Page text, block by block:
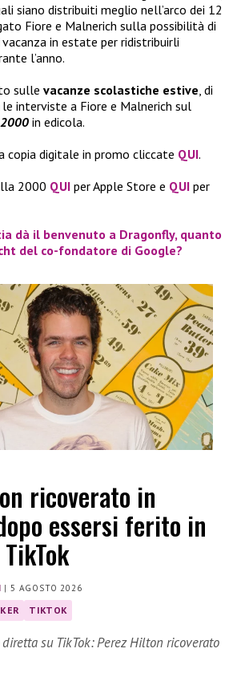
siano distribuiti meglio nell’arco dei 12
Fiore e Malnerich sulla possibilità di
vacanza in estate per ridistribuirli
l’anno.
sulle vacanze scolastiche estive , di
le interviste a Fiore e Malnerich sul
in edicola.
copia digitale in promo cliccate QUI.
2000 QUI per Apple Store e QUI per
dà il benvenuto a Dragonfly, quanto
del co-fondatore di Google?
ricoverato in
essersi ferito in
|5 AGOSTO 2026
TIKTOK
su TikTok: Perez Hilton ricoverato